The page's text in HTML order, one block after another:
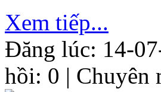
Xem tiếp...
Đăng lúc: 14-
hồi: 0 | Chuyên